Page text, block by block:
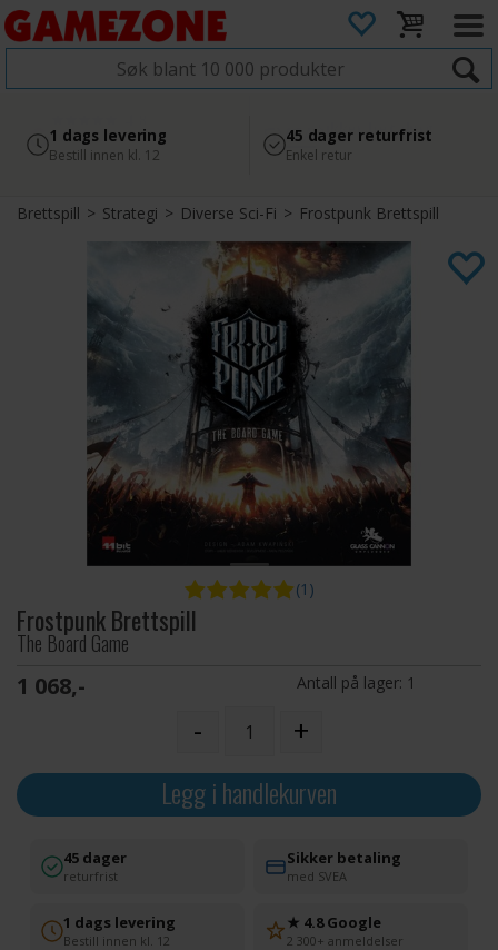
4.8
2 300+ anmeldelser på
Google
Sikker betaling
med Svea
1 dags levering
Bestill innen kl. 12
45 dager returfrist
Enkel retur
Brettspill>Strategi> Diverse Sci-Fi> Frostpunk Brettspill
(1)
Frostpunk Brettspill
The Board Game
1 068,- Antall på lager: 1
- +
Legg i handlekurven
45 dager
returfrist
Sikker betaling
med SVEA
1 dags levering
Bestill innen kl. 12
★ 4.8 Google
2 300+ anmeldelser